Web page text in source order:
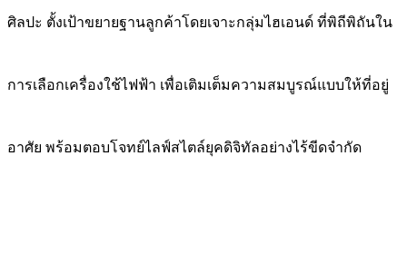
ศิลปะ ตั้งเป้าขยายฐานลูกค้าโดยเจาะกลุ่มไฮเอนด์ ที่พิถีพิถันใน
การเลือกเครื่องใช้ไฟฟ้า เพื่อเติมเต็มความสมบูรณ์แบบให้ที่อยู่
อาศัย พร้อมตอบโจทย์ไลฟ์สไตล์ยุคดิจิทัลอย่างไร้ขีดจำกัด